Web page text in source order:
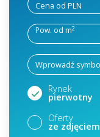
Cena od PLN
Pow. od m2
Rynek
pierwotny
Oferty
ze zdjęciem